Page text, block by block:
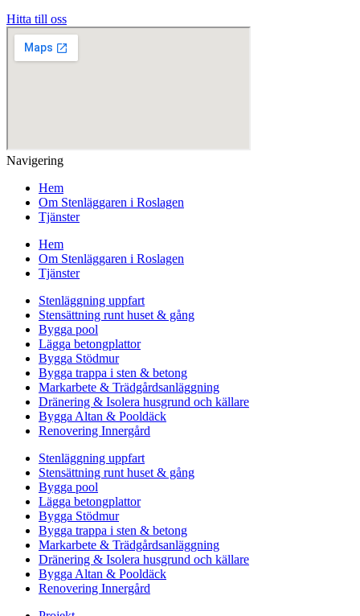
Hitta till oss
Navigering
Hem
Om Stenläggaren i Roslagen
Tjänster
Hem
Om Stenläggaren i Roslagen
Tjänster
Stenläggning uppfart
Stensättning runt huset & gång
Bygga pool
Lägga betongplattor
Bygga Stödmur
Bygga trappa i sten & betong
Markarbete & Trädgårdsanläggning
Dränering & Isolera husgrund och källare
Bygga Altan & Pooldäck
Renovering Innergård
Stenläggning uppfart
Stensättning runt huset & gång
Bygga pool
Lägga betongplattor
Bygga Stödmur
Bygga trappa i sten & betong
Markarbete & Trädgårdsanläggning
Dränering & Isolera husgrund och källare
Bygga Altan & Pooldäck
Renovering Innergård